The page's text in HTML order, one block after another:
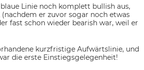
Linie noch komplett bullish aus,
er zuvor sogar noch etwas
fast schon wieder bearish war, weil er
kurzfristige Aufwärtslinie, und
die erste Einstiegsgelegenheit!